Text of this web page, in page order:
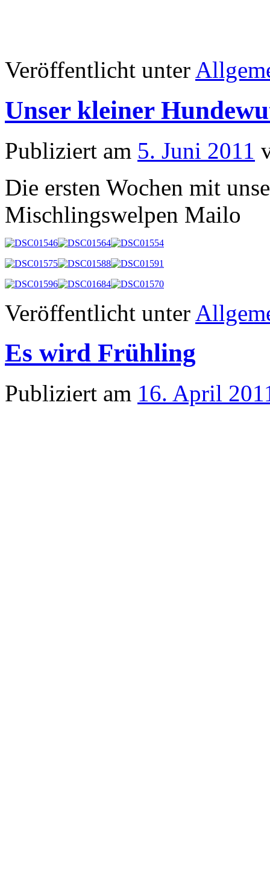
Veröffentlicht unter
Unser kleiner
Publiziert am 5. Juni 2011
Die ersten Wochen mit
Mischlingswelpen Mailo
Veröffentlicht unter
Es wird Frühling
Publiziert am 16. April